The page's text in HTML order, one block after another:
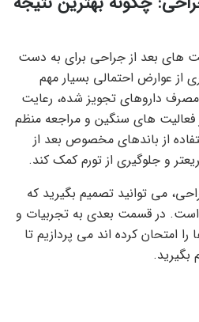
های بعد از جراحی برای به دست
از عوارض احتمالی بسیار مهم
داروهای تجویز شده، رعایت
فعالیت های سنگین و مراجعه منظم
از باندهای مخصوص بعد از
و جلوگیری از تورم کمک کند.
می توانید تصمیم بگیرید که
است. در قسمت بعدی به تجربیات و
امتحان کرده اند می پردازیم تا
بگیرید.